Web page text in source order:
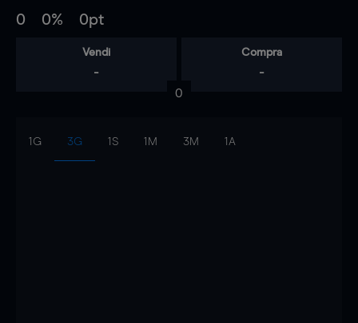
0 0% 0pt
Vendi
-
Compra
-
0
1G 3G 1S 1M 3M 1A